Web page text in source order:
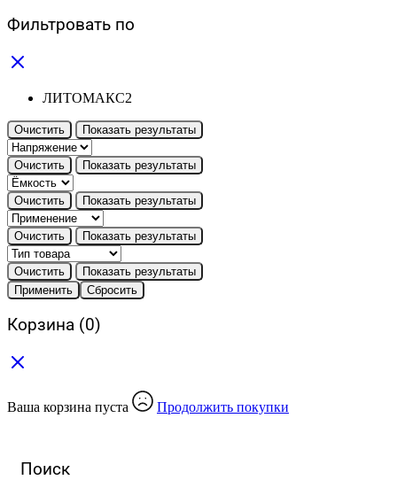
Фильтровать по
ЛИТОМАКС2
Очистить Показать результаты
Очистить Показать результаты
Очистить Показать результаты
Очистить Показать результаты
Очистить
Показать результаты
Применить
Сбросить
Корзина (0)
Ваша корзина пуста Продолжить покупки
Поиск